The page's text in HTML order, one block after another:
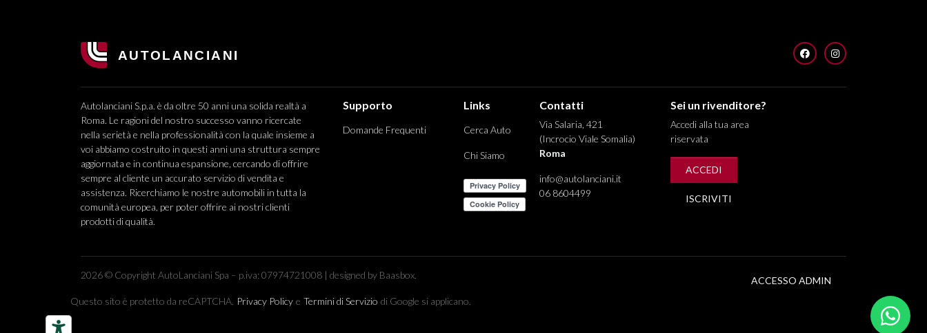
FACEBOOKINSTAGRAM
Autolanciani S.p.a. è da oltre 50 anni una solida realtà a
Roma. Le ragioni del nostro successo vanno ricercate
nella serietà e nella professionalità con la quale insieme a
voi abbiamo costruito in questi anni una struttura sempre
aggiornata e in continua espansione, cercando di offrire
sempre al cliente un accurato servizio di vendita e
assistenza. Ricerchiamo le nostre automobili in tutta la
comunità europea, per poter offrire ai nostri clienti
prodotti di qualità.
Supporto
Domande Frequenti
Links
Cerca Auto
Chi Siamo
Contatti
Via Salaria, 421
(Incrocio Viale Somalia)
Roma
info@autolanciani.it
06 8604499
Sei un rivenditore?
Accedi alla tua area
riservata
ACCEDI
ISCRIVITI
2026 © Copyright AutoLanciani Spa – p.iva: 07974721008 | designed by Baasbox.
ACCESSO ADMIN
Questo sito è protetto da reCAPTCHA. Privacy Policy e Termini di Servizio di Google si applicano.